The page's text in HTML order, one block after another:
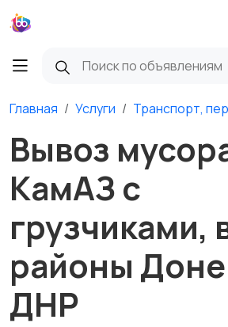
Главная Услуги Транспорт,
Вывоз
КамАЗ с
грузчиками,
районы
ДНР